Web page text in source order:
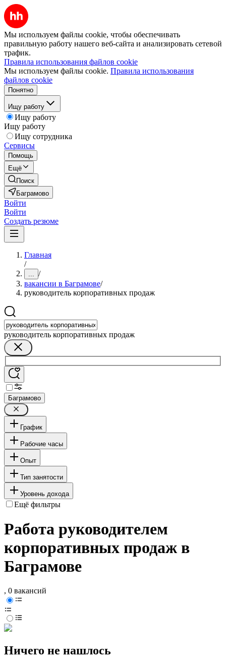
Мы используем файлы cookie, чтобы обеспечивать
правильную работу нашего веб-сайта и анализировать сетевой
трафик.
Правила использования файлов cookie
Мы используем файлы cookie. Правила использования
файлов cookie
Понятно
Ищу работу
Ищу работу
Ищу работу
Ищу сотрудника
Сервисы
Помощь
Ещё
Поиск
Баграмово
Войти
Войти
Создать резюме
Главная
/
... /
вакансии в Баграмове/
руководитель корпоративных продаж
руководитель корпоративных продаж
Баграмово
График
Рабочие часы
Опыт
Тип занятости
Уровень дохода
Ещё фильтры
Работа руководителем
корпоративных продаж в
Баграмове
, 0 вакансий
Ничего не нашлось